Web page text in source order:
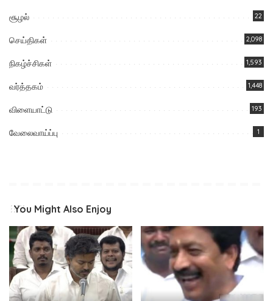
சூழல் 22
செய்திகள் 2,098
நிகழ்ச்சிகள் 1,593
வர்த்தகம் 1,448
விளையாட்டு 193
வேலைவாய்ப்பு 1
You Might Also Enjoy